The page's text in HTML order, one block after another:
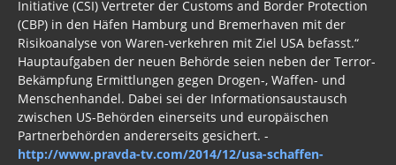
Initiative (CSI) Vertreter der Customs and Border Protection
(CBP) in den Häfen Hamburg und Bremerhaven mit der
Risikoanalyse von Waren-verkehren mit Ziel USA befasst.“
Hauptaufgaben der neuen Behörde seien neben der Terror-
Bekämpfung Ermittlungen gegen Drogen-, Waffen- und
Menschenhandel. Dabei sei der Informationsaustausch
zwischen US-Behörden einerseits und europäischen
Partnerbehörden andererseits gesichert. -
http://www.pravda-tv.com/2014/12/usa-schaffen-